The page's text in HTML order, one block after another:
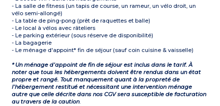
- La salle de fitness (un tapis de course, un rameur, un vélo droit, un
vélo semi-allongé)
- La table de ping-pong (prêt de raquettes et balle)
- Le local à vélos avec râteliers
- Le parking extérieur (sous réserve de disponibilité)
- La bagagerie
- Le ménage d'appoint* fin de séjour (sauf coin cuisine & vaisselle)
* Un ménage d’appoint de fin de séjour est inclus dans le tarif. À
noter que tous les hébergements doivent être rendus dans un état
propre et rangé. Tout manquement quant à la propreté de
l’hébergement restitué et nécessitant une intervention ménage
autre que celle décrite dans nos CGV sera susceptible de facturation
au travers de la caution.